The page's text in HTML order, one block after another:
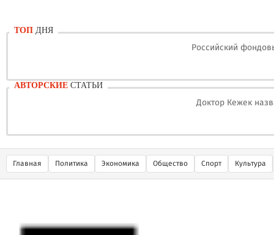
ТОП ДНЯ
Российский
АВТОРСКИЕ СТАТЬИ
Доктор Кежек
Главная Политика Экономика Общество Спорт Культура